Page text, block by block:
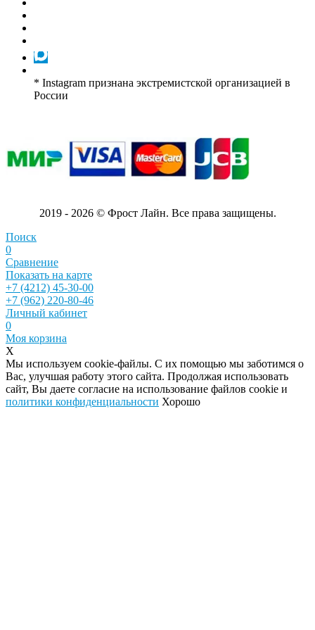
* Instagram признана экстремистской организацией в
России
2019 - 2026 © Фрост Лайн. Все права защищены.
Поиск
0
Сравнение
Показать на карте
+7 (4212) 45-30-00
+7 (962) 220-80-46
Личный кабинет
0
Моя корзина
X
Мы используем cookie-файлы. С их помощью мы заботимся о
Вас, улучшая работу этого сайта. Продолжая использовать
сайт, Вы даете согласие на использование файлов cookie и
политики конфиденциальности Хорошо